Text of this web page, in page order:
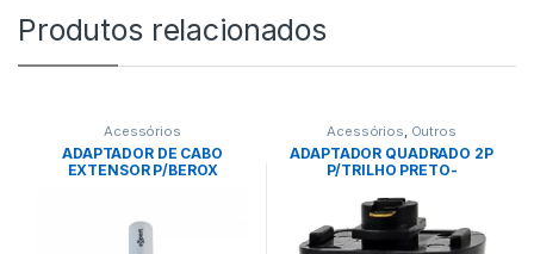
Produtos relacionados
Acessórios
ADAPTADOR DE CABO
EXTENSOR P/BEROX
Acessórios, Outros
ADAPTADOR QUADRADO 2P
P/TRILHO PRETO-